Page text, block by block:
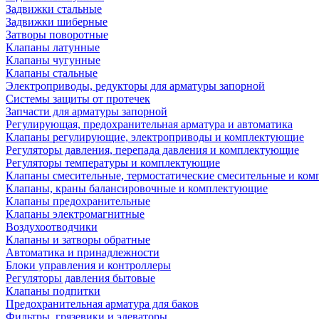
Задвижки стальные
Задвижки шиберные
Затворы поворотные
Клапаны латунные
Клапаны чугунные
Клапаны стальные
Электроприводы, редукторы для арматуры запорной
Системы защиты от протечек
Запчасти для арматуры запорной
Регулирующая, предохранительная арматура и автоматика
Клапаны регулирующие, электроприводы и комплектующие
Регуляторы давления, перепада давления и комплектующие
Регуляторы температуры и комплектующие
Клапаны смесительные, термостатические смесительные и
Клапаны, краны балансировочные и комплектующие
Клапаны предохранительные
Клапаны электромагнитные
Воздухоотводчики
Клапаны и затворы обратные
Автоматика и принадлежности
Блоки управления и контроллеры
Регуляторы давления бытовые
Клапаны подпитки
Предохранительная арматура для баков
Фильтры, грязевики и элеваторы